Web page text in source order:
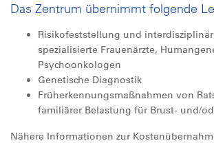
Das Zentrum übernimmt folgende
Risikofeststellung und
spezialisierte Frauenärzte,
Psychoonkologen
Genetische Diagnostik
Früherkennungsmaßnahmen von
familiärer Belastung für Brust- und/
Nähere Informationen zur